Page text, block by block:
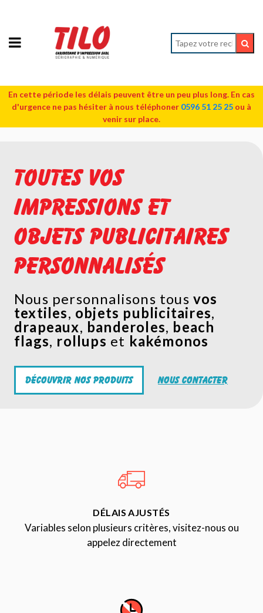
En cette période les délais peuvent être un peu plus long. En cas
d'urgence ne pas hésiter à nous téléphoner 0596 51 25 25 ou à
venir sur place.
Toutes vos
impressions et
objets publicitaires
personnalisés
Nous personnalisons tous vos
textiles, objets publicitaires,
drapeaux, banderoles, beach
flags, rollups et kakémonos
Découvrir nos produits Nous contacter
DÉLAIS AJUSTÉS
Variables selon plusieurs critères, visitez-nous ou
appelez directement